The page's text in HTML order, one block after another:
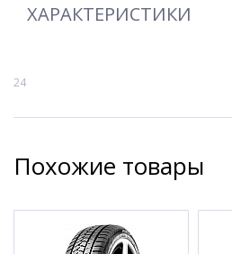
ХАРАКТЕРИСТИКИ
24
Похожие товары